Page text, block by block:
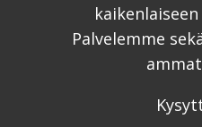
Palvelemme